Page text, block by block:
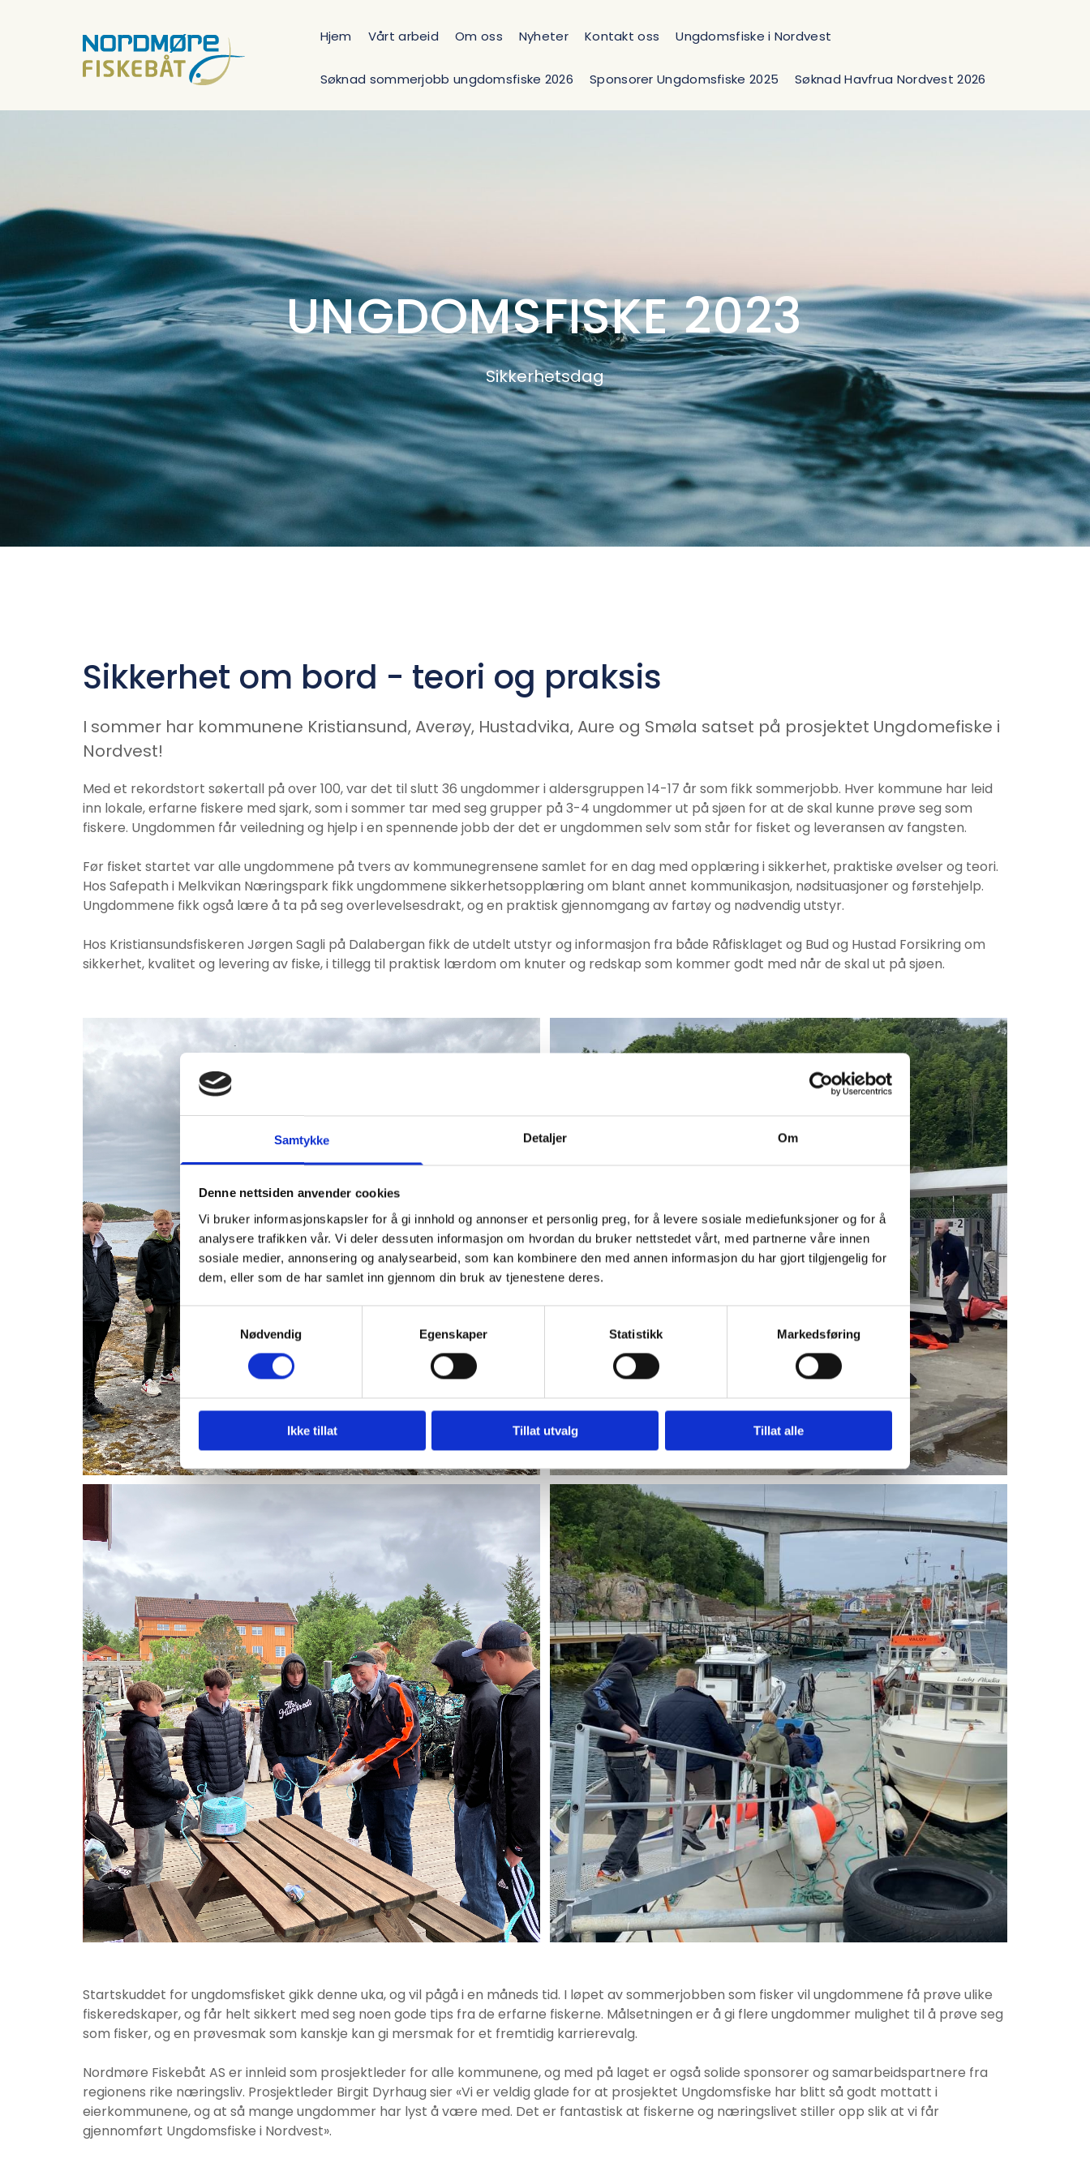
Samtykke Detaljer Om
Denne nettsiden anvender cookies
Vi bruker informasjonskapsler for å gi innhold og annonser et personlig preg, for å levere sosiale mediefunksjoner og for å
analysere trafikken vår. Vi deler dessuten informasjon om hvordan du bruker nettstedet vårt, med partnerne våre innen
sosiale medier, annonsering og analysearbeid, som kan kombinere den med annen informasjon du har gjort tilgjengelig for
dem, eller som de har samlet inn gjennom din bruk av tjenestene deres.
Nødvendig
Egenskaper Statistikk Markedsføring
Ikke tillat Tillat utvalg Tillat alle
Hjem Vårt arbeid Om oss Nyheter Kontakt oss Ungdomsfiske i Nordvest
Søknad sommerjobb ungdomsfiske 2026 Sponsorer Ungdomsfiske 2025 Søknad Havfrua Nordvest 2026
UNGDOMSFISKE 2023
Sikkerhetsdag
Sikkerhet om bord - teori og praksis
I sommer har kommunene Kristiansund, Averøy, Hustadvika, Aure og Smøla satset på prosjektet Ungdomefiske i
Nordvest!
Med et rekordstort søkertall på over 100, var det til slutt 36 ungdommer i aldersgruppen 14-17 år som fikk sommerjobb. Hver kommune har leid
inn lokale, erfarne fiskere med sjark, som i sommer tar med seg grupper på 3-4 ungdommer ut på sjøen for at de skal kunne prøve seg som
fiskere. Ungdommen får veiledning og hjelp i en spennende jobb der det er ungdommen selv som står for fisket og leveransen av fangsten.
Før fisket startet var alle ungdommene på tvers av kommunegrensene samlet for en dag med opplæring i sikkerhet, praktiske øvelser og teori.
Hos Safepath i Melkvikan Næringspark fikk ungdommene sikkerhetsopplæring om blant annet kommunikasjon, nødsituasjoner og førstehjelp.
Ungdommene fikk også lære å ta på seg overlevelsesdrakt, og en praktisk gjennomgang av fartøy og nødvendig utstyr.
Hos Kristiansundsfiskeren Jørgen Sagli på Dalabergan fikk de utdelt utstyr og informasjon fra både Råfisklaget og Bud og Hustad Forsikring om
sikkerhet, kvalitet og levering av fiske, i tillegg til praktisk lærdom om knuter og redskap som kommer godt med når de skal ut på sjøen.
Startskuddet for ungdomsfisket gikk denne uka, og vil pågå i en måneds tid. I løpet av sommerjobben som fisker vil ungdommene få prøve ulike
fiskeredskaper, og får helt sikkert med seg noen gode tips fra de erfarne fiskerne. Målsetningen er å gi flere ungdommer mulighet til å prøve seg
som fisker, og en prøvesmak som kanskje kan gi mersmak for et fremtidig karrierevalg.
Nordmøre Fiskebåt AS er innleid som prosjektleder for alle kommunene, og med på laget er også solide sponsorer og samarbeidspartnere fra
regionens rike næringsliv. Prosjektleder Birgit Dyrhaug sier «Vi er veldig glade for at prosjektet Ungdomsfiske har blitt så godt mottatt i
eierkommunene, og at så mange ungdommer har lyst å være med. Det er fantastisk at fiskerne og næringslivet stiller opp slik at vi får
gjennomført Ungdomsfiske i Nordvest».